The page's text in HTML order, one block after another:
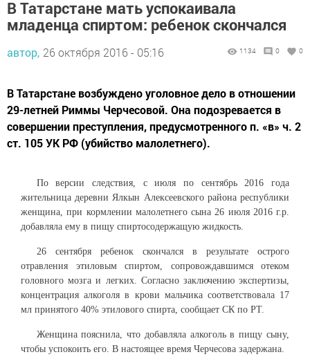
В Татарстане мать успокаивала
младенца спиртом: ребенок скончался
автор, 26 октября 2016 - 05:16 1134 0 0
В Татарстане возбуждено уголовное дело в отношении
29-летней Риммы Черчесовой. Она подозревается в
совершении преступления, предусмотренного п. «в» ч. 2
ст. 105 УК РФ (убийство малолетнего).
По версии следствия, с июля по сентябрь 2016 года
жительница деревни Ялкын Алексеевского района республики
женщина, при кормлении малолетнего сына 26 июля 2016 г.р.
добавляла ему в пищу спиртосодержащую жидкость.
26 сентября ребенок скончался в результате острого
отравления этиловым спиртом, сопровождавшимся отеком
головного мозга и легких. Согласно заключению экспертизы,
концентрация алкоголя в крови мальчика соответствовала 17
мл принятого 40% этилового спирта, сообщает СК по РТ.
Женщина пояснила, что добавляла алкоголь в пищу сыну,
чтобы успокоить его. В настоящее время Черчесова задержана.